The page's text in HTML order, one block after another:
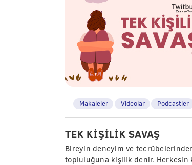
Makaleler Videolar Podcastler
TEK KİŞİLİK SAVAŞ
Bireyin deneyim ve
topluluğuna kişilik denir.